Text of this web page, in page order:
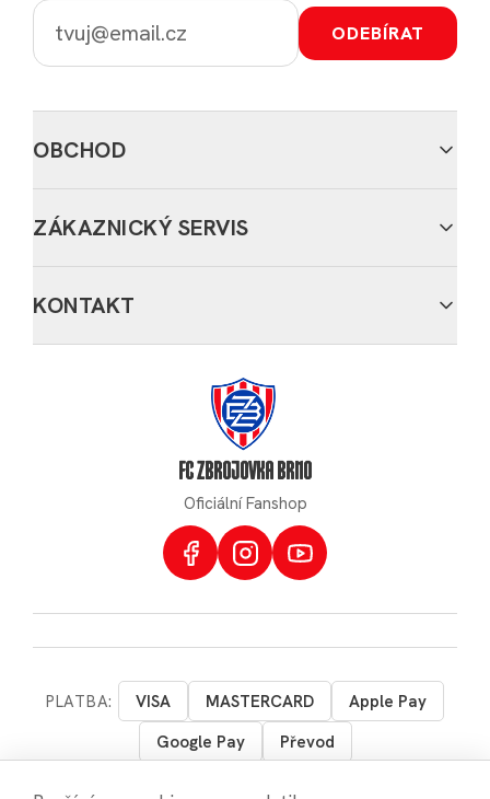
ODEBÍRAT
OBCHOD
ZÁKAZNICKÝ SERVIS
KONTAKT
FC ZBROJOVKA BRNO
Oficiální Fanshop
PLATBA: VISA MASTERCARD
Apple Pay
Google Pay
Převod